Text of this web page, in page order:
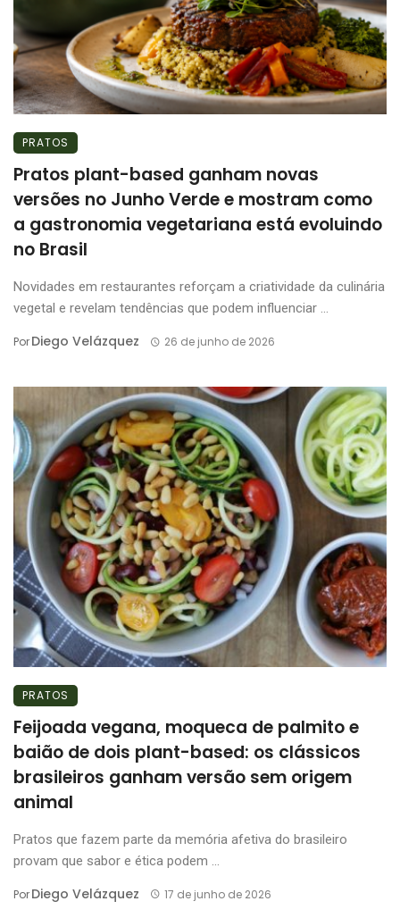
PRATOS
Pratos plant-based ganham novas
versões no Junho Verde e mostram como
a gastronomia vegetariana está evoluindo
no Brasil
Novidades em restaurantes reforçam a criatividade da culinária
vegetal e revelam tendências que podem influenciar ...
PorDiego Velázquez 26 de junho de 2026
PRATOS
Feijoada vegana, moqueca de palmito e
baião de dois plant-based: os clássicos
brasileiros ganham versão sem origem
animal
Pratos que fazem parte da memória afetiva do brasileiro
provam que sabor e ética podem ...
PorDiego Velázquez 17 de junho de 2026